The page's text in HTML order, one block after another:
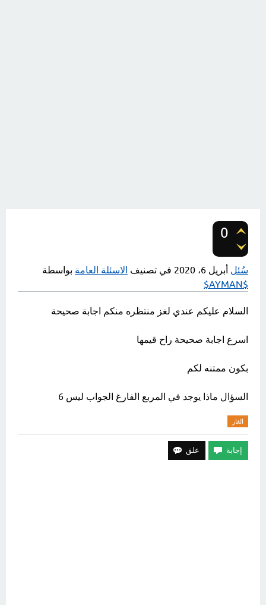
0
سُئل أبريل 6، 2020 في تصنيف الاسئلة العامة بواسطة
$AYMAN$
السلام عليكم عندي لغز منتظره منكم اجابة صحيحة
اسرع اجابة صحيحة راح قيمها
بكون ممتنه لكم
السؤال ماذا يوجد في المربع الفارغ الجواب ليس 6
الغاز